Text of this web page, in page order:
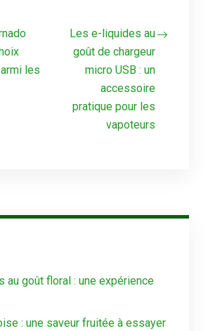
les
Les e-liquides au
goût de chargeur
micro USB : un
accessoire
pratique pour les
vapoteurs
au goût floral : une expérience
: une saveur fruitée à essayer